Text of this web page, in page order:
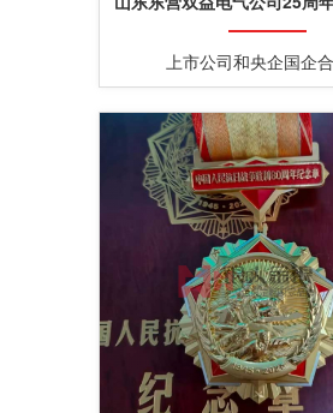
上市公司和央企国企